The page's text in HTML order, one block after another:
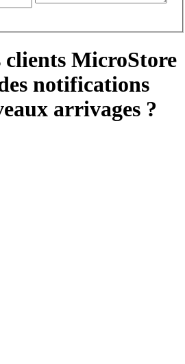
clients MicroStore
notifications
arrivages ?